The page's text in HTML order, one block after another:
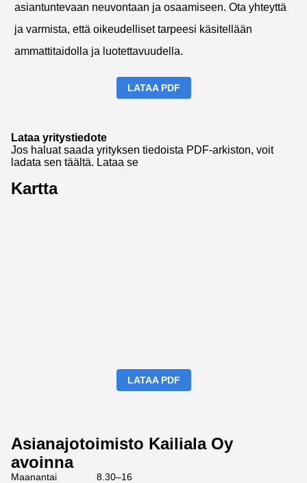
asiantuntevaan neuvontaan ja osaamiseen. Ota yhteyttä
ja varmista, että oikeudelliset tarpeesi käsitellään
ammattitaidolla ja luotettavuudella.
LATAA PDF
Lataa yritystiedote
Jos haluat saada yrityksen tiedoista PDF-arkiston, voit
ladata sen täältä. Lataa se
Kartta
LATAA PDF
Asianajotoimisto Kailiala Oy
avoinna
Maanantai
8.30–16